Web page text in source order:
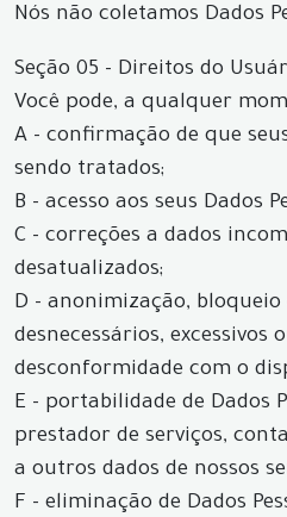
Nós não coletamos Dados
Seção 05 - Direitos do
Você pode, a qualquer
A - confirmação de que
sendo tratados;
B - acesso aos seus Dados
C - correções a dados
desatualizados;
D - anonimização,
desnecessários, excessivos
desconformidade com o
E - portabilidade de Dados
prestador de serviços,
a outros dados de nossos
F - eliminação de Dados